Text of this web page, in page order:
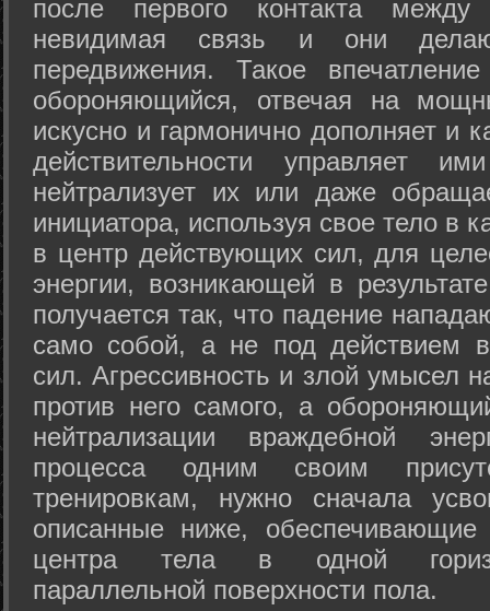
после первого контакта
невидимая связь и они
передвижения. Такое
обороняющийся, отвечая на
искусно и гармонично дополняет и
действительности управляет
нейтрализует их или даже
инициатора, используя свое тело в
в центр действующих сил, для
энергии, возникающей в
получается так, что падение
само собой, а не под действием
сил. Агрессивность и злой умысел
против него самого, а
нейтрализации враждебной
процесса одним своим
тренировкам, нужно сначала
описанные ниже, обеспечивающие
центра тела в одной
параллельной поверхности пола.